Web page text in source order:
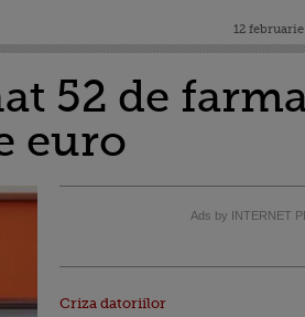
12
52 de
euro
Ads by INTERNET
Criza datoriilor